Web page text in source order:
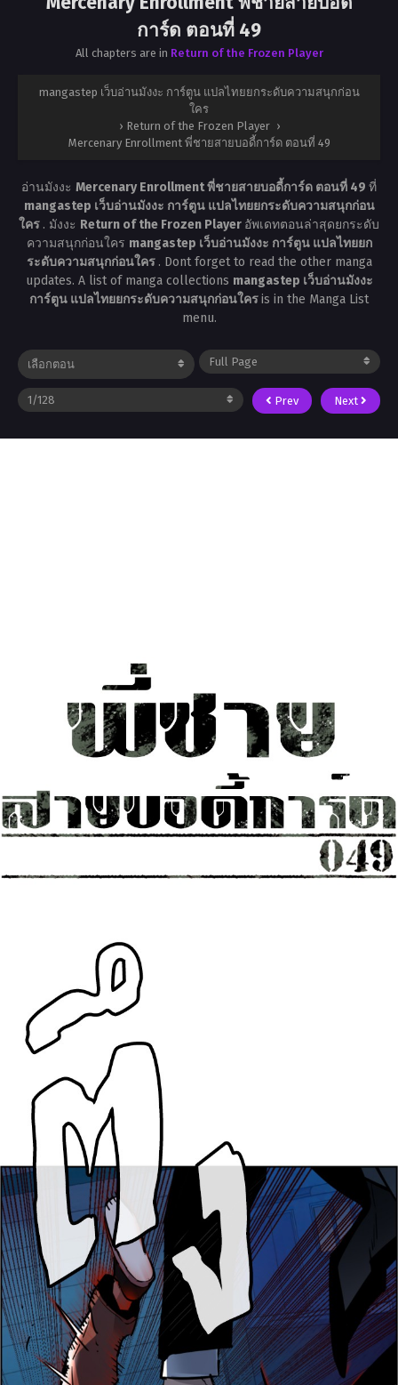
การ์ด ตอนที่ 49
All chapters are in Return of the Frozen Player
mangastep เว็บอ่านมังงะ การ์ตูน แปลไทยยกระดับความสนุกก่อน
ใคร
› Return of the Frozen Player ›
Mercenary Enrollment พี่ชายสายบอดี้การ์ด ตอนที่ 49
อ่านมังงะ Mercenary Enrollment พี่ชายสายบอดี้การ์ด ตอนที่ 49 ที่
mangastep เว็บอ่านมังงะ การ์ตูน แปลไทยยกระดับความสนุกก่อน
ใคร . มังงะ Return of the Frozen Player อัพเดทตอนล่าสุดยกระดับ
ความสนุกก่อนใคร mangastep เว็บอ่านมังงะ การ์ตูน แปลไทยยก
ระดับความสนุกก่อนใคร . Dont forget to read the other manga
updates. A list of manga collections mangastep เว็บอ่านมังงะ
การ์ตูน แปลไทยยกระดับความสนุกก่อนใครis in the Manga List
menu.
Prev Next